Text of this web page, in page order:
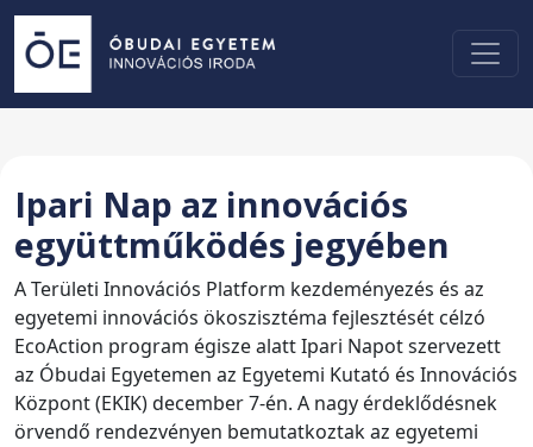
Ipari Nap az innovációs
együttműködés jegyében
A Területi Innovációs Platform kezdeményezés és az
egyetemi innovációs ökoszisztéma fejlesztését célzó
EcoAction program égisze alatt Ipari Napot szervezett
az Óbudai Egyetemen az Egyetemi Kutató és Innovációs
Központ (EKIK) december 7-én. A nagy érdeklődésnek
örvendő rendezvényen bemutatkoztak az egyetemi